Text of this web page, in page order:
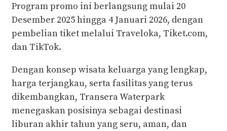
Program promo ini berlangsung mulai 20
Desember 2025 hingga 4 Januari 2026, dengan
pembelian tiket melalui Traveloka, Tiket.com,
dan TikTok.
Dengan konsep wisata keluarga yang lengkap,
harga terjangkau, serta fasilitas yang terus
dikembangkan, Transera Waterpark
menegaskan posisinya sebagai destinasi
liburan akhir tahun yang seru, aman, dan